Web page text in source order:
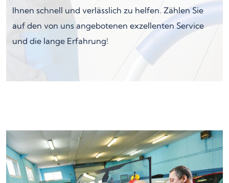
Ihnen schnell und verlässlich zu helfen. Zählen Sie
auf den von uns angebotenen exzellenten Service
und die lange Erfahrung!